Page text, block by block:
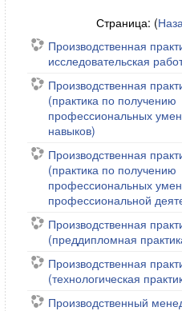
Страница: (
Производственная
исследовательская
Производственная
(практика по получению
профессиональных
навыков)
Производственная
(практика по получению
профессиональных
профессиональной
Производственная
(преддипломная
Производственная
(технологическая
Производственный